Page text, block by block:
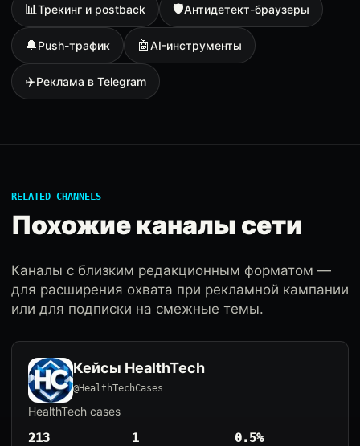
📊Трекинг и postback 🛡Антидетект-браузеры
🔔Push-трафик 🤖AI-инструменты
✈️Реклама в Telegram
RELATED CHANNELS
Похожие каналы сети
Каналы с близким редакционным форматом —
для расширения охвата при рекламной кампании
или для подписки на смежные темы.
Кейсы HealthTech
@HealthTechCases
HealthTech cases
213 1 0.5%